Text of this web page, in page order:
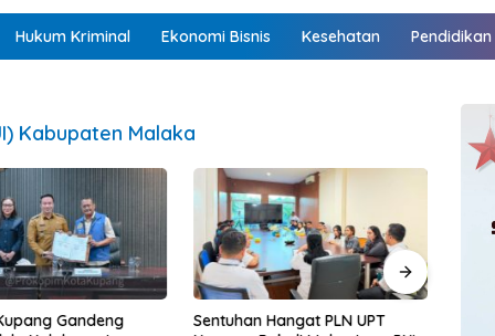
Hukum Kriminal Ekonomi Bisnis Kesehatan Pendidikan
Kabupaten Malaka
Gandeng
Sentuhan Hangat PLN UPT